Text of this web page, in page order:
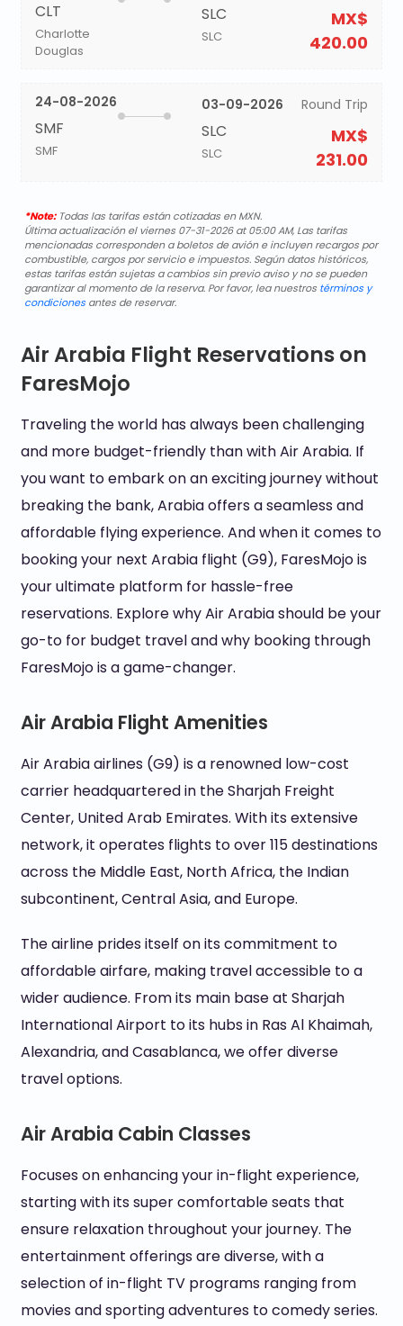
CLT
Charlotte
Douglas
SLC
SLC
MX$
420.00
24-08-2026
SMF
SMF
03-09-2026
SLC
SLC
Round Trip
MX$
231.00
*Note:Todas las tarifas están cotizadas en MXN.
Última actualización el viernes 07-31-2026 at 05:00 AM, Las tarifas
mencionadas corresponden a boletos de avión e incluyen recargos por
combustible, cargos por servicio e impuestos. Según datos históricos,
estas tarifas están sujetas a cambios sin previo aviso y no se pueden
garantizar al momento de la reserva. Por favor, lea nuestros términos y
condicionesantes de reservar.
Air Arabia Flight Reservations on
FaresMojo
Traveling the world has always been challenging
and more budget-friendly than with Air Arabia. If
you want to embark on an exciting journey without
breaking the bank, Arabia offers a seamless and
affordable flying experience. And when it comes to
booking your next Arabia flight (G9), FaresMojo is
your ultimate platform for hassle-free
reservations. Explore why Air Arabia should be your
go-to for budget travel and why booking through
FaresMojo is a game-changer.
Air Arabia Flight Amenities
Air Arabia airlines (G9) is a renowned low-cost
carrier headquartered in the Sharjah Freight
Center, United Arab Emirates. With its extensive
network, it operates flights to over 115 destinations
across the Middle East, North Africa, the Indian
subcontinent, Central Asia, and Europe.
The airline prides itself on its commitment to
affordable airfare, making travel accessible to a
wider audience. From its main base at Sharjah
International Airport to its hubs in Ras Al Khaimah,
Alexandria, and Casablanca, we offer diverse
travel options.
Air Arabia Cabin Classes
Focuses on enhancing your in-flight experience,
starting with its super comfortable seats that
ensure relaxation throughout your journey. The
entertainment offerings are diverse, with a
selection of in-flight TV programs ranging from
movies and sporting adventures to comedy series.